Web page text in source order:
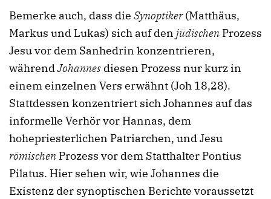
Bemerke auch, dass die Synoptiker(Matthäus,
Markus und Lukas) sich auf den jüdischen Prozess
Jesu vor dem Sanhedrin konzentrieren,
währendJohannes diesen Prozess nur kurz in
einem einzelnen Vers erwähnt (Joh 18,28).
Stattdessen konzentriert sich Johannes auf das
informelle Verhör vor Hannas, dem
hohepriesterlichen Patriarchen, und Jesu
römischen Prozess vor dem Statthalter Pontius
Pilatus. Hier sehen wir, wie Johannes die
Existenz der synoptischen Berichte voraussetzt